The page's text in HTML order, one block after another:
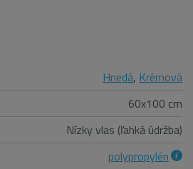
Hnedá, Krémová
60x100 cm
Nízky vlas (ľahká údržba)
polypropylén